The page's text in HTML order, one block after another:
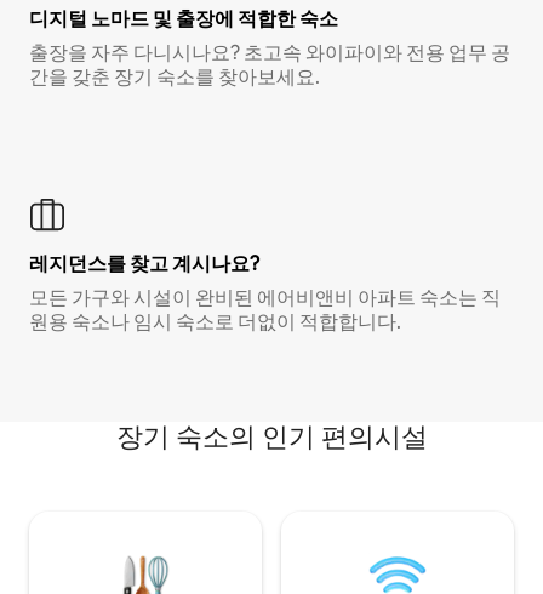
디지털 노마드 및 출장에 적합한 숙소
출장을 자주 다니시나요? 초고속 와이파이와 전용 업무 공
간을 갖춘 장기 숙소를 찾아보세요.
레지던스를 찾고 계시나요?
모든 가구와 시설이 완비된 에어비앤비 아파트 숙소는 직
원용 숙소나 임시 숙소로 더없이 적합합니다.
장기 숙소의 인기 편의시설